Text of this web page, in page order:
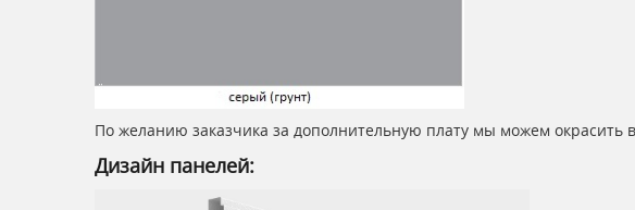
По желанию заказчика за дополнительную плату мы можем окрасить
Дизайн панелей: